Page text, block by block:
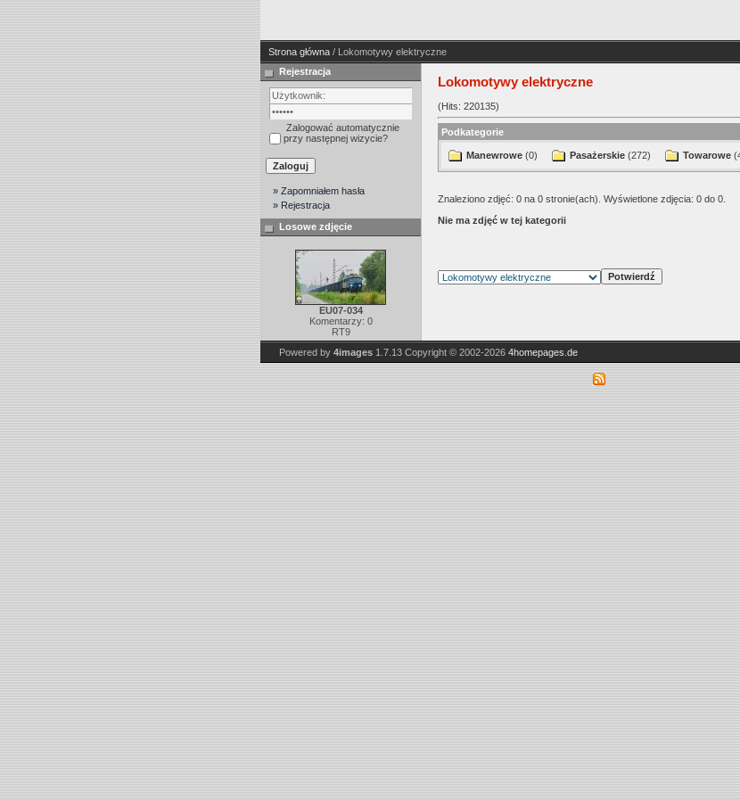
Strona główna / Lokomotywy elektryczne
Rejestracja
Zalogować automatycznie
przy następnej wizycie?
» Zapomniałem hasła
» Rejestracja
Losowe zdjęcie
EU07-034
Komentarzy: 0
RT9
Lokomotywy elektryczne
(Hits: 220135)
Podkategorie
Manewrowe (0) Pasażerskie (272) Towarowe
Znaleziono zdjęć: 0 na 0 stronie(ach). Wyświetlone zdjęcia: 0 do 0.
Nie ma zdjęć w tej kategorii
Powered by 4images 1.7.13 Copyright © 2002-2026 4homepages.de